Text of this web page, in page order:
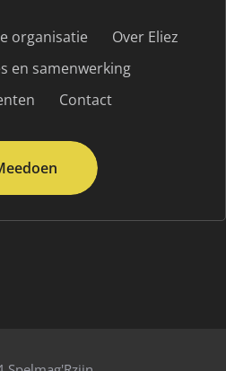
organisatie
Over Eliez
en samenwerking
Contact